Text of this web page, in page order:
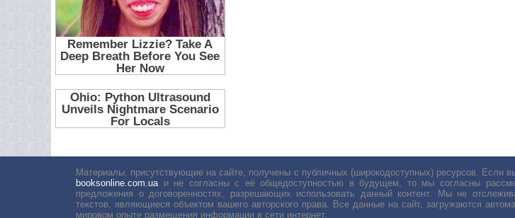
Материалы, присутствующие на сайте, получены с публичных (широкодоступных) ресурсов.
booksonline.com.ua и не согласны с её общедоступностью в будущем, то мы согласны
предложения о договоренностях, разрешающих использовать данный контент. Мы не
текстов, являющиеся объектом вашего авторского права. Все данные на сайт, загружаются
мировом опыте размещения информации в сети интернет.